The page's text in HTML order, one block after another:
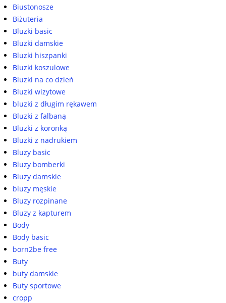
Biustonosze
Biżuteria
Bluzki basic
Bluzki damskie
Bluzki hiszpanki
Bluzki koszulowe
Bluzki na co dzień
Bluzki wizytowe
bluzki z długim rękawem
Bluzki z falbaną
Bluzki z koronką
Bluzki z nadrukiem
Bluzy basic
Bluzy bomberki
Bluzy damskie
bluzy męskie
Bluzy rozpinane
Bluzy z kapturem
Body
Body basic
born2be free
Buty
buty damskie
Buty sportowe
cropp